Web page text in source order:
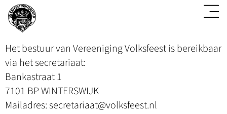
Het bestuur van Vereeniging Volksfeest is bereikbaar
via het secretariaat:
Bankastraat 1
7101 BP WINTERSWIJK
Mailadres: secretariaat@volksfeest.nl